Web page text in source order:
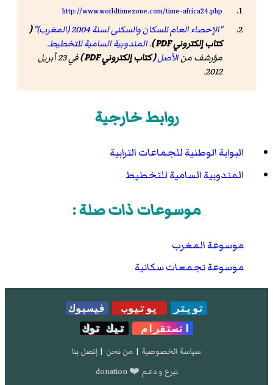
http://www.worldtimezone.com/time-africa24.php
"الإحصاء العام للسكان والسكنى لسنة 2004 (المغرب)"
(
كتاب إلكتروني PDF )
.المندوبية السامية للتخطيط.
مؤرشف منالأصل( كتاب إلكتروني PDF )
في 23 أبريل
2012.
روابط خارجية
البوابة الوطنية للجماعات الترابية
المندوبية السامية للتخطيط
موسوعات ذات صلة :
موسوعة المغرب
موسوعة تجمعات سكانية
تويتر يوتيوب
فيسبوك
انستقرام
تيك توك
سياسة الخصوصية | من نحن | إتصل بنا
تبرع و دعم ❤️ donation